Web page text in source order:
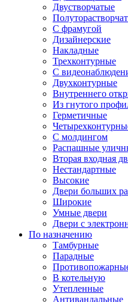
Двустворчатые
С фрамугой
Дизайнерские
Накладные
Трехконтурные
С
Двухконтурные
Внутреннего
Из гнутого
Герметичные
С молдингом
Распашные
Вторая входная
Нестандартные
Высокие
Двери больших
Широкие
Умные двери
Двери с
По назначению
Тамбурные
Парадные
В котельную
Утепленные
Антивандальные